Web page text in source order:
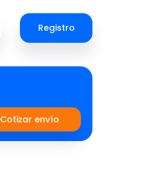
Registro
Cotizar envío